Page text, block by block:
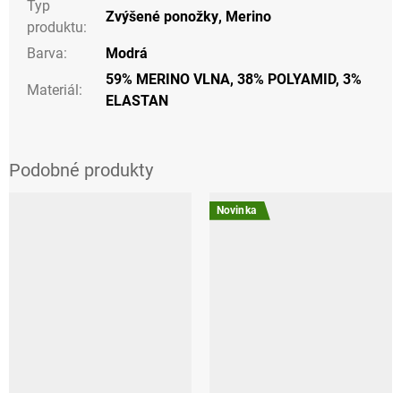
Typ
produktu:
Zvýšené ponožky, Merino
Barva: Modrá
Materiál:
59% MERINO VLNA, 38% POLYAMID, 3%
ELASTAN
Novinka